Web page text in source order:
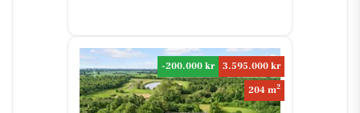
-200.000 kr
3.595.000 kr
204 m2